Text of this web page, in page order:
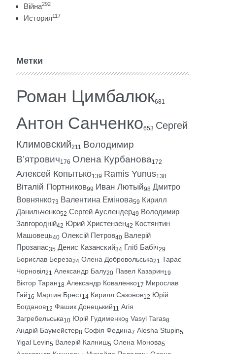
Війна292
История117
Метки
Роман Цимбалюк681
Антон Санченко653 Сергей
Климовский211 Володимир
В’ятрович176 Олена Курбанова172
Алексей Копытько139 Ramis Yunus138
Віталій Портников99 Иван Лютый98 Дмитро
Вовнянко73 Валентина Емінова59 Кирилл
Данильченко52 Сергей Ауслендер49 Володимир
Завгородній42 Юрий Христензен42 Костянтин
Машовець40 Олексій Петров40 Валерій
Прозапас35 Денис Казанский34 Гліб Бабіч29
Борислав Береза24 Олена Добровольська21 Тарас
Чорновіл21 Александр Балу20 Павел Казарин19
Віктор Таран18 Александр Коваленко17 Мирослав
Гай16 Мартин Брест14 Кирилл Сазонов12 Юрій
Богданов12 Фашик Донецький11 Агія
Загребельська10 Юрій Гудименко9 Vasyl Taras8
Андрій Баумейстер8 Софія Федина7 Alesha Stupin5
Yigal Levin5 Валерій Калниш5 Олена Монова5